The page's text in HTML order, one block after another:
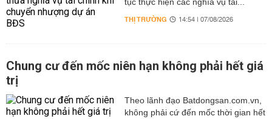
THỊ TRƯỜNG 14:54 | 07/08/2026
Chung cư đến mốc niên hạn không phải hết giá
trị
Theo lãnh đạo Batdongsan.com.vn,
không phải cứ đến mốc thời gian hết